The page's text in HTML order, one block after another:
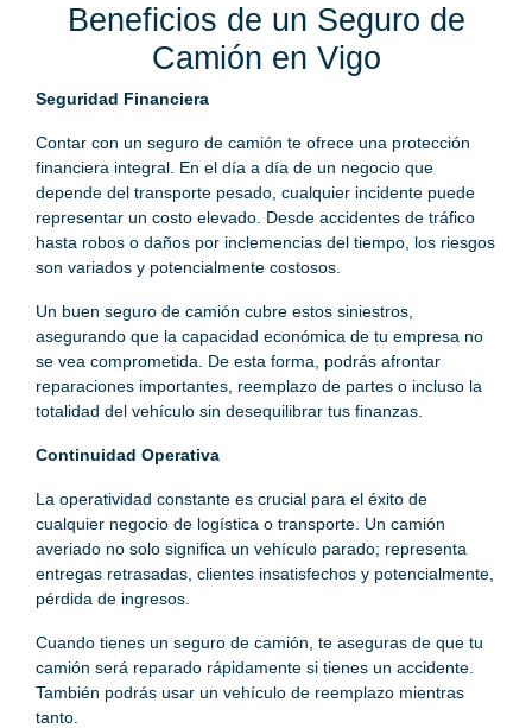
Beneficios de un Seguro de
Camión en Vigo
Seguridad Financiera
Contar con un seguro de camión te ofrece una protección
financiera integral. En el día a día de un negocio que
depende del transporte pesado, cualquier incidente puede
representar un costo elevado. Desde accidentes de tráfico
hasta robos o daños por inclemencias del tiempo, los riesgos
son variados y potencialmente costosos.
Un buen seguro de camión cubre estos siniestros,
asegurando que la capacidad económica de tu empresa no
se vea comprometida. De esta forma, podrás afrontar
reparaciones importantes, reemplazo de partes o incluso la
totalidad del vehículo sin desequilibrar tus finanzas.
Continuidad Operativa
La operatividad constante es crucial para el éxito de
cualquier negocio de logística o transporte. Un camión
averiado no solo significa un vehículo parado; representa
entregas retrasadas, clientes insatisfechos y potencialmente,
pérdida de ingresos.
Cuando tienes un seguro de camión, te aseguras de que tu
camión será reparado rápidamente si tienes un accidente.
También podrás usar un vehículo de reemplazo mientras
tanto.